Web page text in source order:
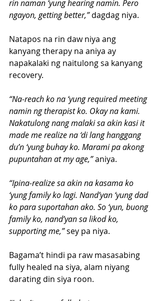
rin naman ‘yung hearing namin. Pero
ngayon, getting better,” dagdag niya.
Natapos na rin daw niya ang
kanyang therapy na aniya ay
napakalaki ng naitulong sa kanyang
recovery.
“Na-reach ko na ‘yung required meeting
namin ng therapist ko. Okay na kami.
Nakatulong nang malaki sa akin kasi it
made me realize na ‘di lang hanggang
du’n ‘yung buhay ko. Marami pa akong
pupuntahan at my age,” aniya.
“Ipina-realize sa akin na kasama ko
‘yung family ko lagi. Nand’yan ‘yung dad
ko para suportahan ako. So ‘yun, buong
family ko, nand’yan sa likod ko,
supporting me,” sey pa niya.
Bagama’t hindi pa raw masasabing
fully healed na siya, alam niyang
darating din siya roon.